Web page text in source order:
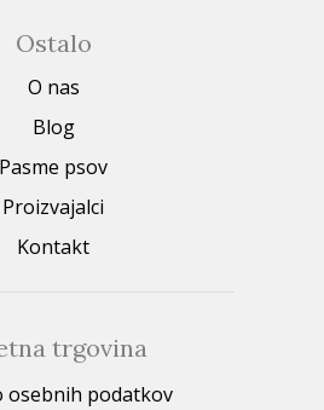
Ostalo
O nas
Blog
Pasme psov
Proizvajalci
Kontakt
trgovina
osebnih podatkov